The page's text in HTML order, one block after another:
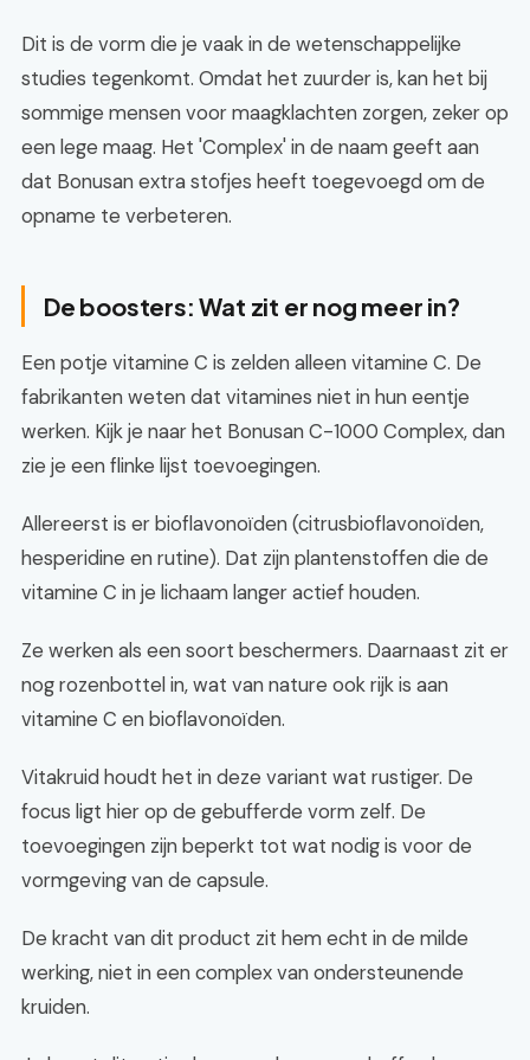
Dit is de vorm die je vaak in de wetenschappelijke
studies tegenkomt. Omdat het zuurder is, kan het bij
sommige mensen voor maagklachten zorgen, zeker op
een lege maag. Het 'Complex' in de naam geeft aan
dat Bonusan extra stofjes heeft toegevoegd om de
opname te verbeteren.
De boosters: Wat zit er nog meer in?
Een potje vitamine C is zelden alleen vitamine C. De
fabrikanten weten dat vitamines niet in hun eentje
werken. Kijk je naar het Bonusan C-1000 Complex, dan
zie je een flinke lijst toevoegingen.
Allereerst is er bioflavonoïden (citrusbioflavonoïden,
hesperidine en rutine). Dat zijn plantenstoffen die de
vitamine C in je lichaam langer actief houden.
Ze werken als een soort beschermers. Daarnaast zit er
nog rozenbottel in, wat van nature ook rijk is aan
vitamine C en bioflavonoïden.
Vitakruid houdt het in deze variant wat rustiger. De
focus ligt hier op de gebufferde vorm zelf. De
toevoegingen zijn beperkt tot wat nodig is voor de
vormgeving van de capsule.
De kracht van dit product zit hem echt in de milde
werking, niet in een complex van ondersteunende
kruiden.